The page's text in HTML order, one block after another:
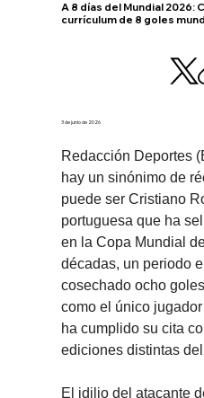
A 8 días del Mundial 2026:
currículum de 8 goles
3 de junio de 2026
Redacción Deportes
hay un sinónimo de
puede ser Cristiano
portuguesa que ha
en la Copa Mundial
décadas, un periodo
cosechado ocho
como el único
ha cumplido su cita
ediciones distintas
El idilio del atacante